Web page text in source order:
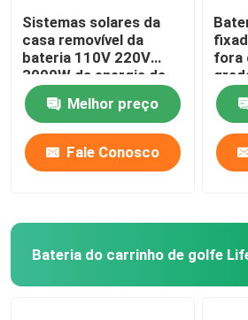
Sistemas solares da
casa removível da
bateria 110V 220V
3000W da energia da
casa
Melhor preço
Fale Conosco
fora
das
da
Bateria do carrinho de golfe